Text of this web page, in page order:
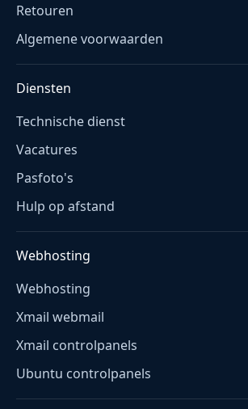
Retouren
Algemene voorwaarden
Diensten
Technische dienst
Vacatures
Pasfoto's
Hulp op afstand
Webhosting
Webhosting
Xmail webmail
Xmail controlpanels
Ubuntu controlpanels